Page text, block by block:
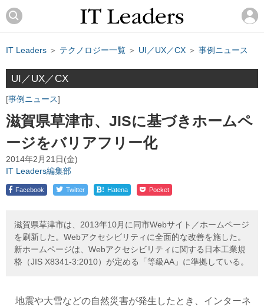
IT Leaders ＞ テクノロジー一覧 ＞ UI／UX／CX ＞ 事例ニュース
UI／UX／CX
事例ニュース
滋賀県草津市、JISに基づきホームペ
ージをバリアフリー化
2014年2月21日(金)
IT Leaders編集部
Facebook Twitter ! Hatena Pocket
滋賀県草津市は、2013年10月に同市Webサイト／ホームページ
を刷新した。Webアクセシビリティに全面的な改善を施した。
新ホームページは、Webアクセシビリティに関する日本工業規
格（JIS X8341-3:2010）が定める「等級AA」に準拠している。
地震や大雪などの自然災害が発生したとき、インターネ